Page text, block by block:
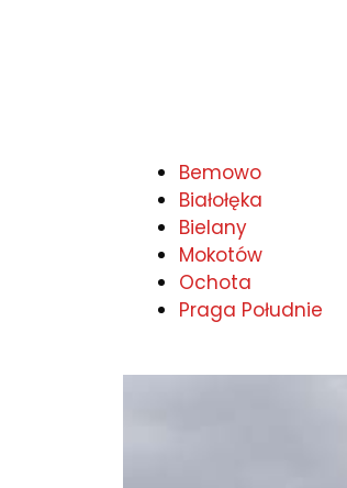
Bemowo
Białołęka
Bielany
Mokotów
Ochota
Praga Południe